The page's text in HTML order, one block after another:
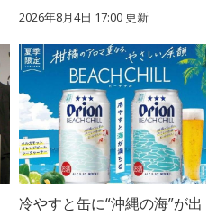
2026年8月4日 17:00更新
冷やすと缶に“沖縄の海”が出